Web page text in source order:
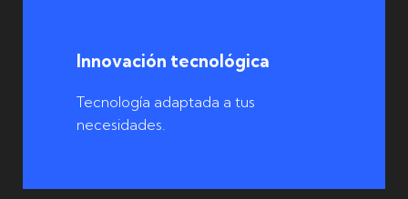
Innovación tecnológica
Tecnología adaptada a tus
necesidades.